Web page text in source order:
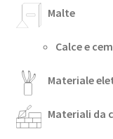
Malte
Calce e
Materiale
Materiali da